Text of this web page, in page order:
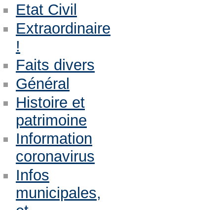
Etat Civil
Extraordinaire
!
Faits divers
Général
Histoire et
patrimoine
Information
coronavirus
Infos
municipales,